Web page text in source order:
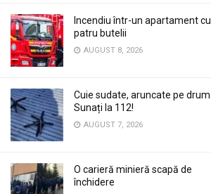
Incendiu într-un apartament cu
patru butelii
AUGUST 8, 2026
Cuie sudate, aruncate pe drum.
Sunați la 112!
AUGUST 7, 2026
O carieră minieră scapă de
închidere